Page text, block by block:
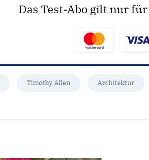
Das Test-Abo gilt nur
Timothy Allen Architektur